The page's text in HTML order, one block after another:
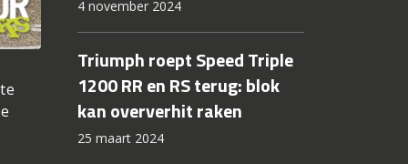
4 november 2024
Triumph roept Speed Triple
1200 RR en RS terug: blok
kan oververhit raken
25 maart 2024